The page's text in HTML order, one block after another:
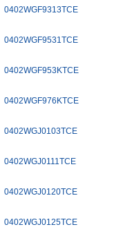
0402WGF9313TCE
0402WGF9531TCE
0402WGF953KTCE
0402WGF976KTCE
0402WGJ0103TCE
0402WGJ0111TCE
0402WGJ0120TCE
0402WGJ0125TCE